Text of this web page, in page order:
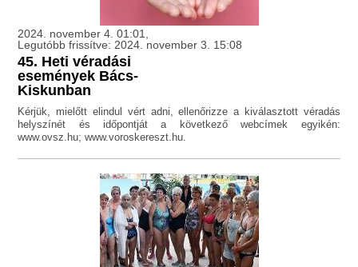
2024. november 4. 01:01,
Legutóbb frissítve: 2024. november 3. 15:08
45. Heti véradási
események Bács-
Kiskunban
Kérjük, mielőtt elindul vért adni, ellenőrizze a kiválasztott véradás
helyszínét és időpontját a következő webcímek egyikén:
www.ovsz.hu; www.voroskereszt.hu.